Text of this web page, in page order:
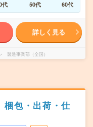
代 50代 60代
詳しく見る
製造事業部（全国）
梱包・出荷・仕